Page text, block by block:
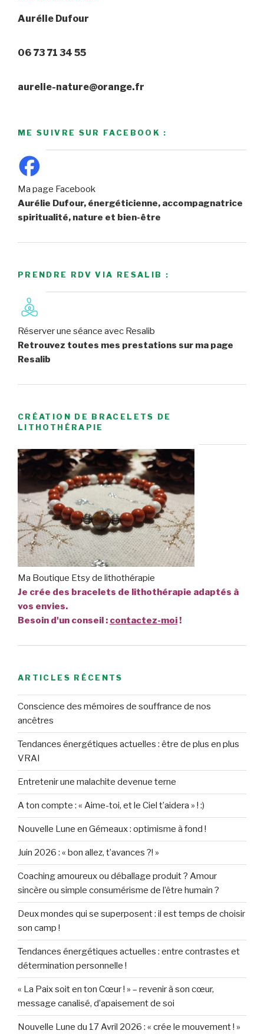
Aurélie Dufour
06 73 71 34 55
aurelie-nature@orange.fr
ME SUIVRE SUR FACEBOOK :
Ma page Facebook
Aurélie Dufour, énergéticienne, accompagnatrice
spiritualité, nature et bien-être
PRENDRE RDV VIA RESALIB :
Réserver une séance avec Resalib
Retrouvez toutes mes prestations sur ma page
Resalib
CRÉATION DE BRACELETS DE
LITHOTHÉRAPIE
Ma Boutique Etsy de lithothérapie
Je crée des bracelets de lithothérapie adaptés à
vos envies.
Besoin d'un conseil : contactez-moi!
ARTICLES RÉCENTS
Conscience des mémoires de souffrance de nos
ancêtres
Tendances énergétiques actuelles : être de plus en plus
VRAI
Entretenir une malachite devenue terne
A ton compte : « Aime-toi, et le Ciel t’aidera » ! :)
Nouvelle Lune en Gémeaux : optimisme à fond !
Juin 2026 : « bon allez, t’avances ?! »
Coaching amoureux ou déballage produit ? Amour
sincère ou simple consumérisme de l’être humain ?
Deux mondes qui se superposent : il est temps de choisir
son camp !
Tendances énergétiques actuelles : entre contrastes et
détermination personnelle !
« La Paix soit en ton Cœur ! » – revenir à son cœur,
message canalisé, d’apaisement de soi
Nouvelle Lune du 17 Avril 2026 : « crée le mouvement ! »